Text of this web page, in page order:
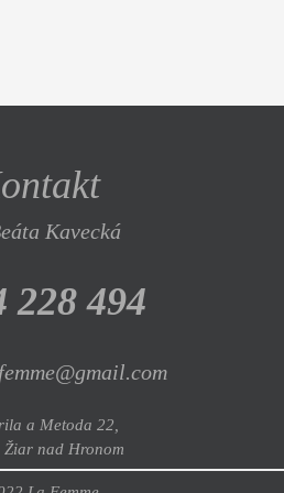
Kavecká
228 494
a Metoda 22,
Žiar nad Hronom